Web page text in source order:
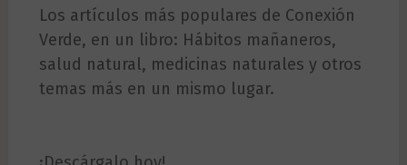
Los artículos más populares de Conexión
Verde, en un libro: Hábitos mañaneros,
salud natural, medicinas naturales y otros
temas más en un mismo lugar.